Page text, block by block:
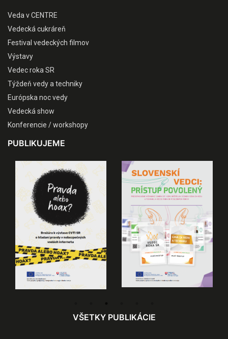
Veda v CENTRE
Vedecká cukráreň
Festival vedeckých filmov
Výstavy
Vedec roka SR
Týždeň vedy a techniky
Európska noc vedy
Vedecká show
Konferencie / workshopy
PUBLIKUJEME
VŠETKY PUBLIKÁCIE